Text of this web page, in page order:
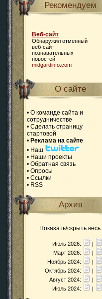
Рекомендуем
Веб-сайт
Обнаружил отменный
веб-сайт
познавательных
новостей.
midgardinfo.com
О сайте
• О команде сайта и
сотрудничестве
• Сделать страницу
стартовой
• Реклама на сайте
• Наш
• Наши проекты
• Обратная связь
• Опросы
• Ссылки
• RSS
Архив
Показать\скрыть весь
Июль 2026:
|
Март 2026:
|
Ноябрь 2024:
|
Октябрь 2024:
|
Август 2024:
|
Июль 2024:
|